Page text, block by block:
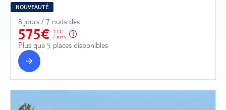
NOUVEAUTÉ
8 jours / 7 nuits dès
575€
TTC
/ pers.
Plus que 5 places disponibles